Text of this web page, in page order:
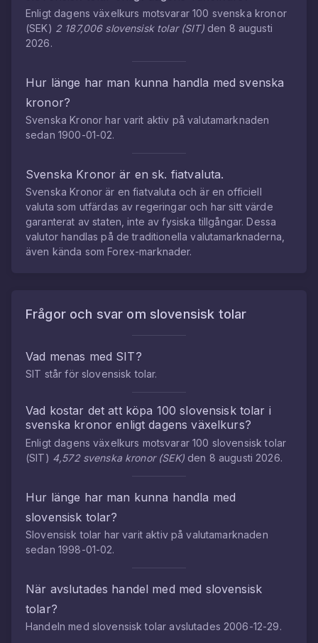
Enligt dagens växelkurs motsvarar100 svenska kronor
(SEK) 2 187,006 slovensisk tolar(SIT)den 8 augusti
2026.
Hur länge har man kunna handla medsvenska
kronor?
Svenska Kronor har varit aktiv på valutamarknaden
sedan 1900-01-02.
Svenska Kronor är en sk. fiatvaluta.
Svenska Kronor är en fiatvaluta och är en officiell
valuta som utfärdas av regeringar och har sitt värde
garanterat av staten, inte av fysiska tillgångar. Dessa
valutor handlas på de traditionella valutamarknaderna,
även kända som Forex-marknader.
Frågor och svar om slovensisk tolar
Vad menas med SIT?
SIT står för slovensisk tolar.
Vad kostar det att köpa 100slovensisk tolar i
svenska kronor enligt dagens växelkurs?
Enligt dagens växelkurs motsvarar100 slovensisk tolar
(SIT) 4,572 svenska kronor(SEK)den 8 augusti 2026.
Hur länge har man kunna handla med
slovensisk tolar?
Slovensisk tolar har varit aktiv på valutamarknaden
sedan 1998-01-02.
När avslutades handel med med slovensisk
tolar?
Handeln med slovensisk tolar avslutades 2006-12-29.